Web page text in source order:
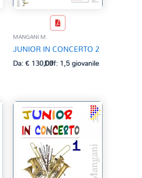
MANGANI M.
JUNIOR IN CONCERTO 2
Da:€130,00Diff: 1,5 giovanile